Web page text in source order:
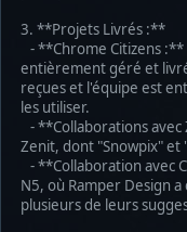
3. **Projets Livrés :**
- **Chrome Citizens
entièrement géré et
reçues et l'équipe est
les utiliser.
- **Collaborations
Zenit, dont "Snowpix" et
- **Collaboration avec
N5, où Ramper Design
plusieurs de leurs